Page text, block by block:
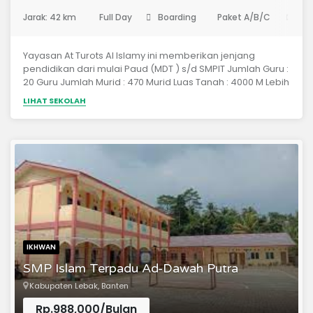
Jarak: 42 km Full Day Boarding Paket A/B/C
Yayasan At Turots Al Islamy ini memberikan jenjang
pendidikan dari mulai Paud (MDT ) s/d SMPIT Jumlah Guru :
20 Guru Jumlah Murid : 470 Murid Luas Tanah : 4000 M Lebih
Gaji Guru : Sebagian UMR Kota Serang, Sebagian Honorer
Akreditasi : A Penilaian akreditasi tahun 2019 belum
diumumkan nilainya.
LIHAT SEKOLAH
IKHWAN
SMP Islam Terpadu Ad-Dawah Putra
Kabupaten Lebak, Banten
Rp.988,000/Bulan